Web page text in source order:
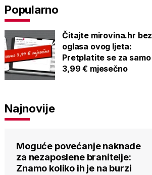
Popularno
Čitajte mirovina.hr bez
oglasa ovog ljeta:
Pretplatite se za samo
3,99 € mjesečno
Najnovije
Moguće povećanje naknade
za nezaposlene branitelje:
Znamo koliko ih je na burzi